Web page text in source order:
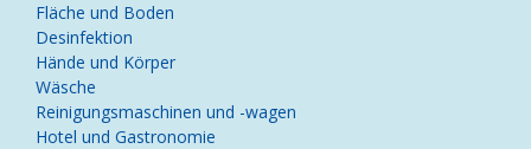
Fläche und Boden
Desinfektion
Hände und Körper
Wäsche
Reinigungsmaschinen und -wagen
Hotel und Gastronomie